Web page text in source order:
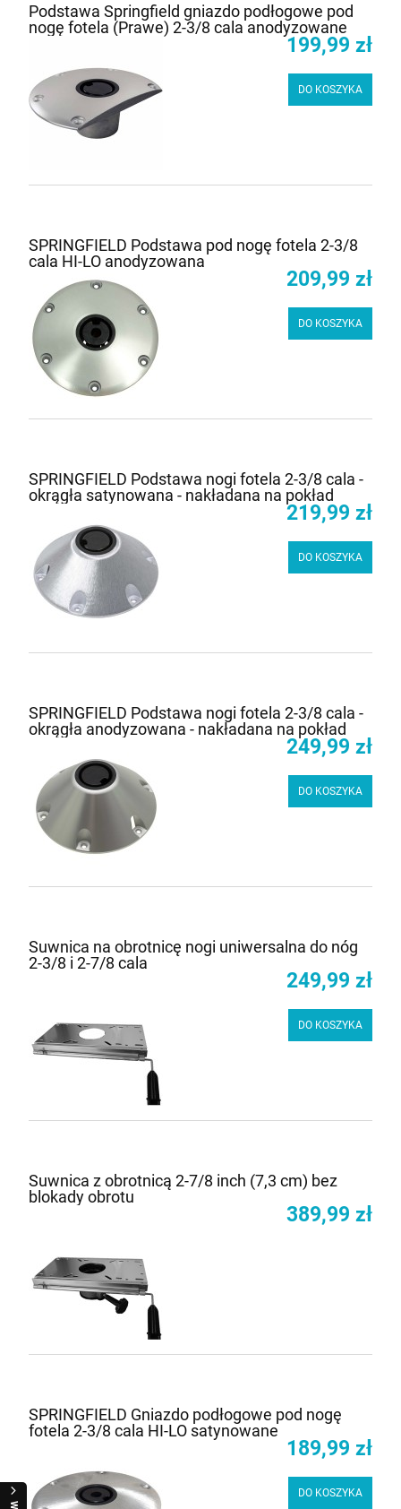
Podstawa Springfield gniazdo podłogowe pod
nogę fotela (Prawe) 2-3/8 cala anodyzowane
199,99 zł
DO KOSZYKA
SPRINGFIELD Podstawa pod nogę fotela 2-3/8
cala HI-LO anodyzowana
209,99 zł
DO KOSZYKA
SPRINGFIELD Podstawa nogi fotela 2-3/8 cala -
okrągła satynowana - nakładana na pokład
219,99 zł
DO KOSZYKA
SPRINGFIELD Podstawa nogi fotela 2-3/8 cala -
okrągła anodyzowana - nakładana na pokład
249,99 zł
DO KOSZYKA
Suwnica na obrotnicę nogi uniwersalna do nóg
2-3/8 i 2-7/8 cala
249,99 zł
DO KOSZYKA
Suwnica z obrotnicą 2-7/8 inch (7,3 cm) bez
blokady obrotu
389,99 zł
SPRINGFIELD Gniazdo podłogowe pod nogę
fotela 2-3/8 cala HI-LO satynowane
189,99 zł
DO KOSZYKA